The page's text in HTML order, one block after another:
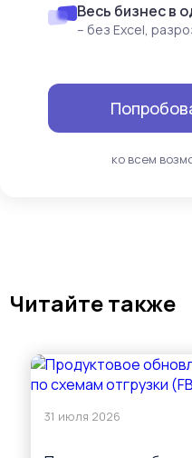
Весь бизнес в
– без Excel,
ко всем
Читайте также
31 июля 2026